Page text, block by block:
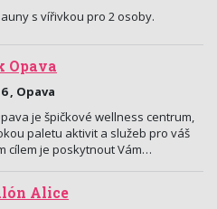
s vířivkou pro 2 osoby.
Opava
, Opava
je špičkové wellness centrum,
paletu aktivit a služeb pro váš
cílem je poskytnout Vám…
Alice